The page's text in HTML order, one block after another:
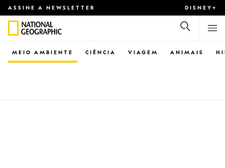
ASSINE A NEWSLETTER DISNEY+
CIÊNCIA VIAGEM ANIMAIS
MEIO AMBIENTE